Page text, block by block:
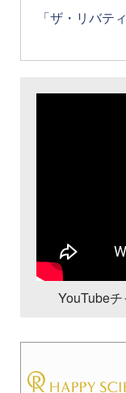
「ザ・リバテ
YouTube